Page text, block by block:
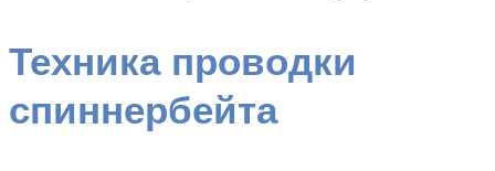
Техника проводки
спиннербейта